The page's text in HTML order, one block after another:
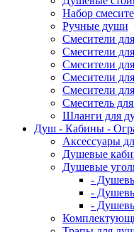
Набор
Ручные души
Смесители
Смесители
Смесители
Смесители
Смесители
Смеситель
Шланги для
Душ - Кабины -
Аксессуары
Душевые
Душевые
-
-
-